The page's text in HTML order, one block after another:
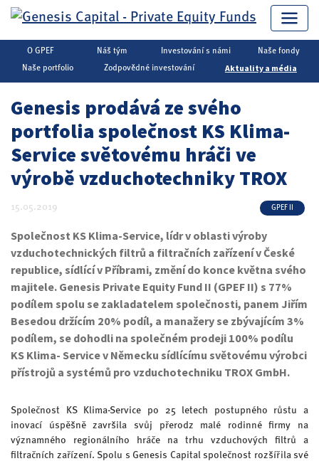
O GPEF Náš tým Investování s námi Naše fondy
Naše portfolio Zodpovědné investování Aktuality a média
Genesis prodává ze svého
portfolia společnost KS Klima-
Service světovému hráči ve
výrobě vzduchotechniky TROX
15.05.2019 GPEF II
Společnost KS Klima-Service, lídr v oblasti výroby
vzduchotechnických filtrů a filtračních zařízení v České
republice, sídlící v Příbrami, změní do konce května svého
majitele. Genesis Private Equity Fund II (GPEF II) s 77%
podílem spolu se zakladatelem společnosti, panem Jiřím
Besedou držícím 20% podíl, a manažery se zbývajícím 3%
podílem, se dohodli na společném prodeji 100% podílu
KS Klima- Service v Německu sídlícímu světovému výrobci
přístrojů a systémů pro vzduchotechniku TROX GmbH.
Společnost KS Klima-Service po 25 letech postupného růstu a
inovací úspěšně završila svůj přerodz malé rodinné firmy na
významného regionálního hráče na trhu vzduchových filtrů a
filtračních zařízení. Spolu s Genesis Capital společnost rozšířila své